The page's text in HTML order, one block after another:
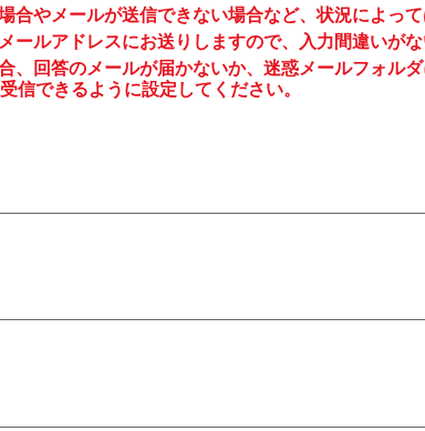
やメールが送信できない場合など、状況によって
ルアドレスにお送りしますので、入力間違いがな
、回答のメールが届かないか、迷惑メールフォル
できるように設定してください。